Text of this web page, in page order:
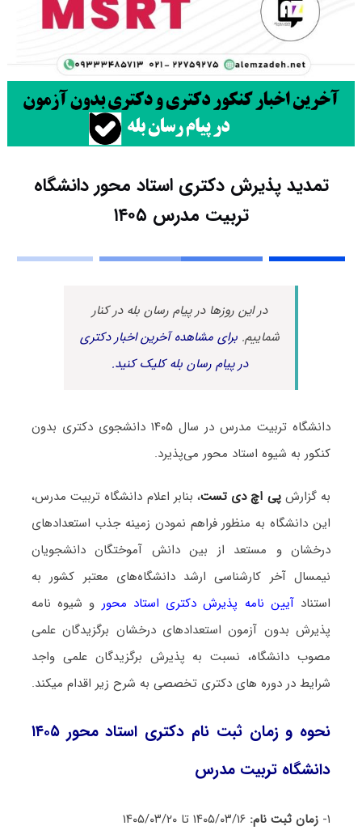
تمدید پذیرش دکتری استاد محور دانشگاه
تربیت مدرس ۱۴۰۵
در این روزها در پیام رسان بله در کنار
شماییم.برای مشاهده آخرین اخبار دکتری
در پیام رسان بله کلیک کنید.
دانشگاه تربیت مدرس در سال ۱۴۰۵ دانشجوی دکتری بدون
کنکور به شیوه استاد محور می‌پذیرد.
به گزارشپی اچ دی تست، بنابر اعلام دانشگاه تربیت مدرس،
این دانشگاه به منظور فراهم نمودن زمینه جذب استعدادهای
درخشان و مستعد از بین دانش آموختگان دانشجویان
نیمسال آخر کارشناسی ارشد دانشگاه‌های معتبر کشور به
استنادآیین نامه پذیرش دکتری استاد محور و شیوه نامه
پذیرش بدون آزمون استعدادهای درخشان برگزیدگان علمی
مصوب دانشگاه، نسبت به پذیرش برگزیدگان علمی واجد
شرایط در دوره های دکتری تخصصی به شرح زیر اقدام میکند.
نحوه و زمان ثبت نام دکتری استاد محور ۱۴۰۵
دانشگاه تربیت مدرس
۱- زمان ثبت نام: ۱۴۰۵/۰۳/۱۶ تا ۱۴۰۵/۰۳/۲۰